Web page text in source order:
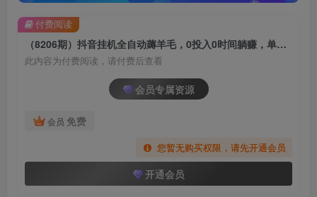
（8206期）抖音挂机全自动薅羊毛，0投入0时间躺赚，单号一天5-500＋
此内容为付费阅读，请付费后查看
会员专属资源
会员 免费
您暂无购买权限，请先开通会员
开通会员
付费阅读